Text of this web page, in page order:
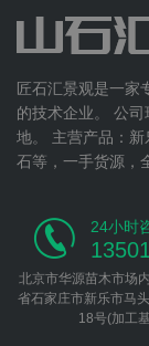
匠石汇景观是一家
的技术企业。 公
地。 主营产品：
石等，一手货源，
24小时
北京市华源苗木市场
省石家庄市新乐市马
18号(加工